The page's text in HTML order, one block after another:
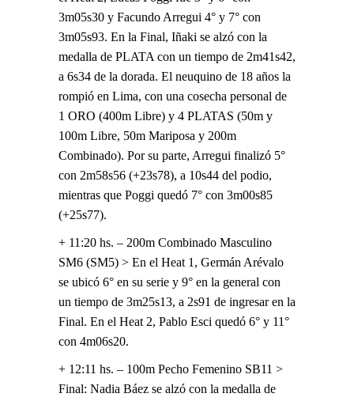
3m05s30 y Facundo Arregui 4° y 7° con
3m05s93. En la Final, Iñaki se alzó con la
medalla de PLATA con un tiempo de 2m41s42,
a 6s34 de la dorada. El neuquino de 18 años la
rompió en Lima, con una cosecha personal de
1 ORO (400m Libre) y 4 PLATAS (50m y
100m Libre, 50m Mariposa y 200m
Combinado). Por su parte, Arregui finalizó 5°
con 2m58s56 (+23s78), a 10s44 del podio,
mientras que Poggi quedó 7° con 3m00s85
(+25s77).
+ 11:20 hs. – 200m Combinado Masculino
SM6 (SM5) > En el Heat 1, Germán Arévalo
se ubicó 6° en su serie y 9° en la general con
un tiempo de 3m25s13, a 2s91 de ingresar en la
Final. En el Heat 2, Pablo Esci quedó 6° y 11°
con 4m06s20.
+ 12:11 hs. – 100m Pecho Femenino SB11 >
Final: Nadia Báez se alzó con la medalla de